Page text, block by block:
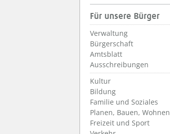
Für unsere Bürger
Verwaltung
Bürgerschaft
Amtsblatt
Ausschreibungen
Kultur
Bildung
Familie und Soziales
Planen, Bauen, Wohnen
Freizeit und Sport